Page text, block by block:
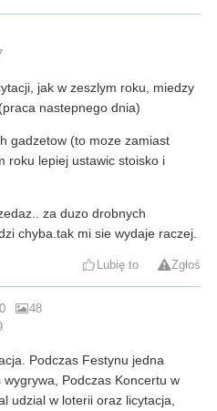
jak w zeszlym roku, miedzy
nastepnego dnia)
gadzetow (to moze zamiast
roku lepiej ustawic stoisko i
za duzo drobnych
chyba.tak mi sie wydaje raczej.
Lubię to Zgłoś
48
Podczas Festynu jedna
Podczas Koncertu w
udzial w loterii oraz licytacja,